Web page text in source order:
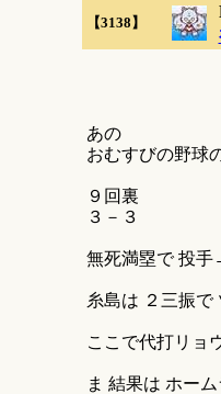
【3138】
あの
おむすびの野球
９回裏
３－３
無死満塁で 投
糸島は ２三振で
ここで代打リョ
ま 結果は ホー